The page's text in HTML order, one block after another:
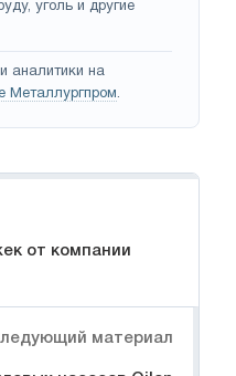
уголь и другие
аналитики на
Металлургпром.
от компании
материал